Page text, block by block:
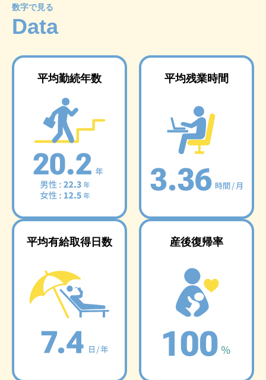
数字で見る
Data
平均勤続年数 平均残業時間
平均有給取得日数 産後復帰率